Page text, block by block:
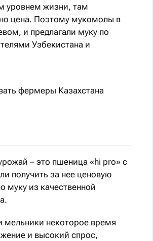
уровнем жизни, там
цена. Поэтому мукомолы в
и предлагали муку по
Узбекистана и
фермеры Казахстана
в 2021 увеличиваются на
– это пшеница «hi pro» с
получить за нее ценовую
муку из качественной
мельники некоторое время
и высокий спрос,